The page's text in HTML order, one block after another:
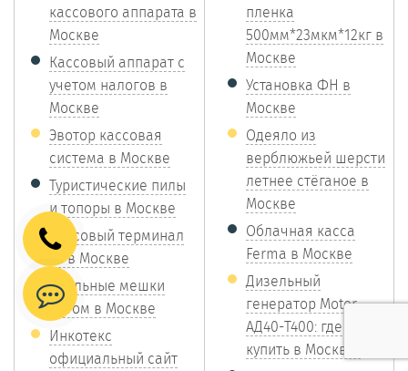
кассового аппарата в
Москве
Кассовый аппарат с
учетом налогов в
Москве
Эвотор кассовая
система в Москве
Туристические пилы
и топоры в Москве
Кассовый терминал
1С в Москве
Спальные мешки
оптом в Москве
Инкотекс
официальный сайт
пленка
500мм*23мкм*12кг в
Москве
Установка ФН в
Москве
Одеяло из
верблюжьей шерсти
летнее стёганое в
Москве
Облачная касса
Ferma в Москве
Дизельный
генератор Motor
АД40-T400: где
купить в Москве?